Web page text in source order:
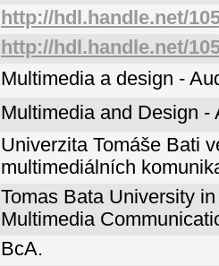
http://hdl.handle.net/
http://hdl.handle.net/
Multimedia a design -
Multimedia and Design -
Univerzita Tomáše Bati
multimediálních
Tomas Bata University
Multimedia
BcA.